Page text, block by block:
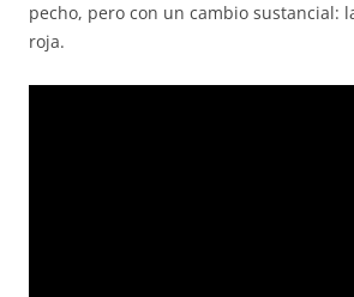
pecho, pero con un cambio sustancial:
roja.